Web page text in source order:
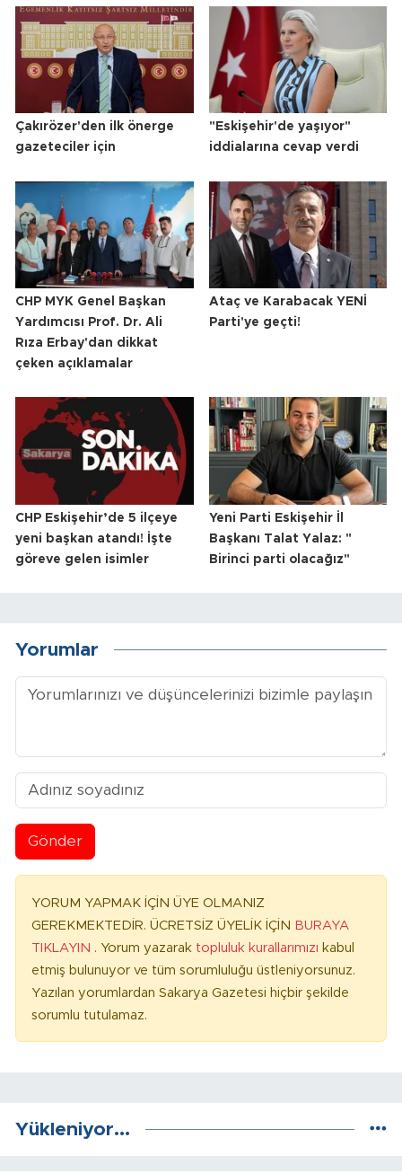
Çakırözer'den ilk önerge
gazeteciler için
"Eskişehir'de yaşıyor"
iddialarına cevap verdi
CHP MYK Genel Başkan
Yardımcısı Prof. Dr. Ali
Rıza Erbay'dan dikkat
çeken açıklamalar
Ataç ve Karabacak YENİ
Parti'ye geçti!
CHP Eskişehir’de 5 ilçeye
yeni başkan atandı! İşte
göreve gelen isimler
Yeni Parti Eskişehir İl
Başkanı Talat Yalaz: "
Birinci parti olacağız"
Yorumlar
Gönder
YORUM YAPMAK İÇİN ÜYE OLMANIZ
GEREKMEKTEDİR. ÜCRETSİZ ÜYELİK İÇİN BURAYA
TIKLAYIN . Yorum yazarak topluluk kurallarımızı kabul
etmiş bulunuyor ve tüm sorumluluğu üstleniyorsunuz.
Yazılan yorumlardan Sakarya Gazetesi hiçbir şekilde
sorumlu tutulamaz.
Yükleniyor...